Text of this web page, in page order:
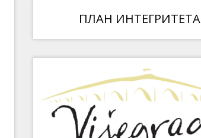
ПЛАН ИНТЕГРИТЕТА